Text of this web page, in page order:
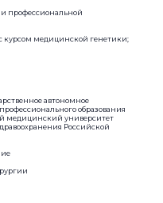
профессиональной
курсом медицинской генетики;
автономное
образования
медицинский университет
Российской